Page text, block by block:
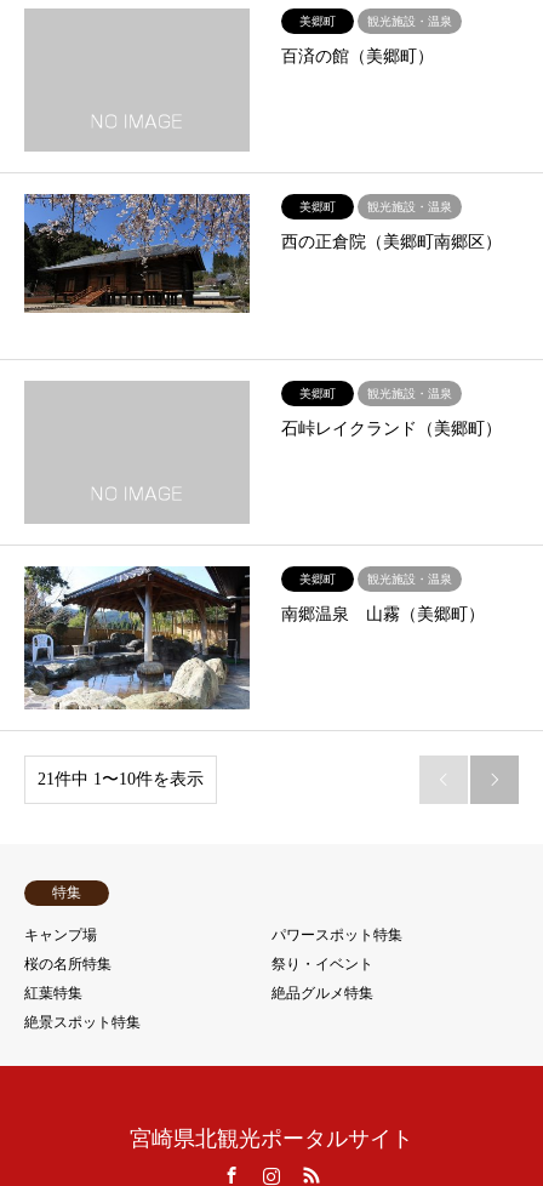
美郷町 観光施設・温泉
百済の館（美郷町）
美郷町 観光施設・温泉
西の正倉院（美郷町南郷区）
美郷町 観光施設・温泉
石峠レイクランド（美郷町）
美郷町 観光施設・温泉
南郷温泉 山霧（美郷町）
21件中 1〜10件を表示  
特集
キャンプ場
パワースポット特集
桜の名所特集
祭り・イベント
紅葉特集
絶品グルメ特集
絶景スポット特集
宮崎県北観光ポータルサイト